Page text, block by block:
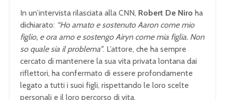
In un’intervista rilasciata alla CNN, Robert De Niro ha
dichiarato: “Ho amato e sostenuto Aaron come mio
figlio, e ora amo e sostengo Airyn come mia figlia. Non
so quale sia il problema”. L’attore, che ha sempre
cercato di mantenere la sua vita privata lontana dai
riflettori, ha confermato di essere profondamente
legato a tutti i suoi figli, rispettando le loro scelte
personali e il loro percorso di vita.